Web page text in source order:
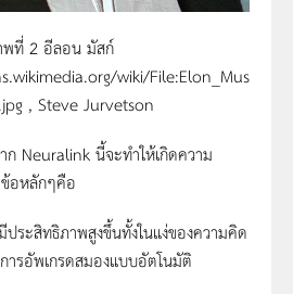
พที่ 2 อีลอน มัสก์
wiki/File:Elon_Mus
, Steve Jurvetson
ก Neuralink นี้จะทำให้เกิดความ
อหลักๆคือ
สิทธิภาพสูงขึ้นทั้งในแง่ของความคิด
ารอัพเกรดสมองแบบอัตโนมัติ